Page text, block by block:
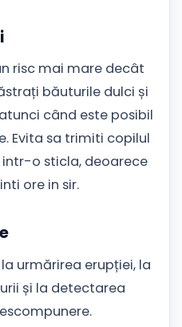
risc mai mare decât
băuturile dulci și
când este posibil
Evita sa trimiti copilul
o sticla, deoarece
ore in sir.
urmărirea erupției, la
și la detectarea